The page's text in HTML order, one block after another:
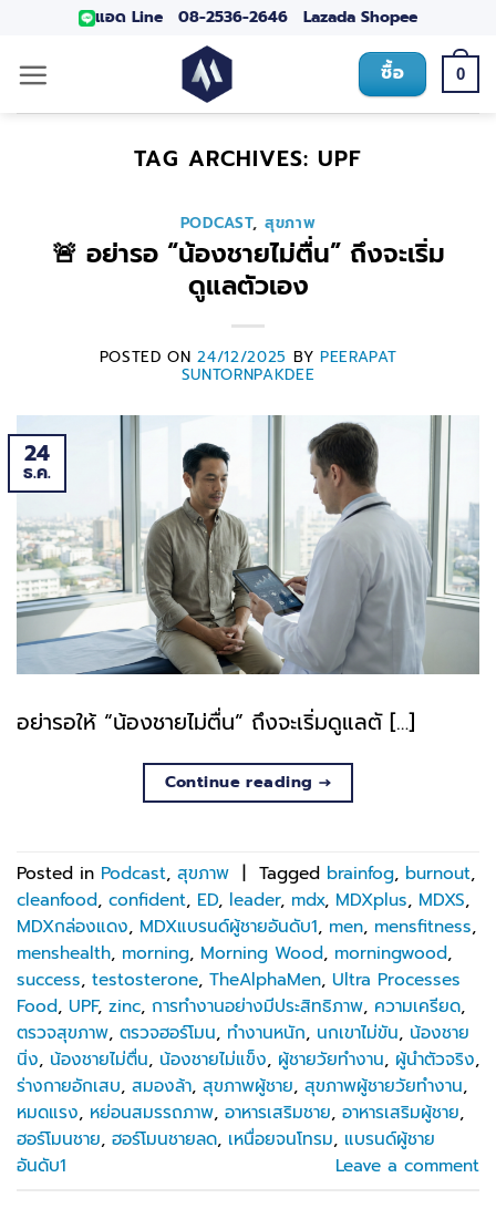
แอด Line 08-2536-2646 Lazada Shopee
ซื้อ 0
TAG ARCHIVES: UPF
PODCAST, สุขภาพ
🚨 อย่ารอ “น้องชายไม่ตื่น” ถึงจะเริ่ม
ดูแลตัวเอง
POSTED ON24/12/2025 BY PEERAPAT
SUNTORNPAKDEE
24
ธ.ค.
อย่ารอให้ “น้องชายไม่ตื่น” ถึงจะเริ่มดูแลตั […]
Continue reading →
Posted in Podcast, สุขภาพ | Tagged brainfog, burnout,
cleanfood, confident, ED, leader, mdx, MDXplus, MDXS,
MDXกล่องแดง, MDXแบรนด์ผู้ชายอันดับ1, men, mensfitness,
menshealth, morning, Morning Wood, morningwood,
success, testosterone, TheAlphaMen, Ultra Processes
Food, UPF, zinc, การทำงานอย่างมีประสิทธิภาพ, ความเครียด,
ตรวจสุขภาพ, ตรวจฮอร์โมน, ทำงานหนัก, นกเขาไม่ขัน, น้องชาย
นิ่ง, น้องชายไม่ตื่น, น้องชายไม่แข็ง, ผู้ชายวัยทำงาน, ผู้นำตัวจริง,
ร่างกายอักเสบ, สมองล้า, สุขภาพผู้ชาย, สุขภาพผู้ชายวัยทำงาน,
หมดแรง, หย่อนสมรรถภาพ, อาหารเสริมชาย, อาหารเสริมผู้ชาย,
ฮอร์โมนชาย, ฮอร์โมนชายลด, เหนื่อยจนโทรม, แบรนด์ผู้ชาย
อันดับ1
Leave a comment